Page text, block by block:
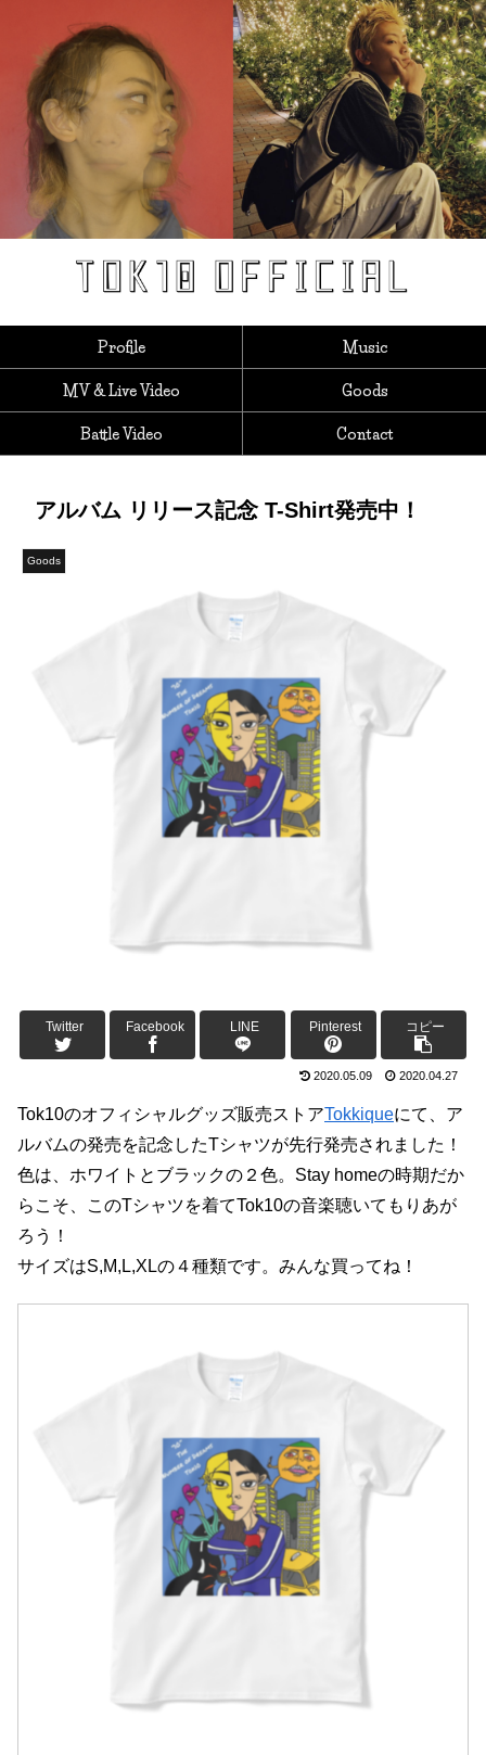
Profile Music
MV & Live Video Goods
Battle Video Contact
アルバム リリース記念 T-Shirt発売中！
Goods
Twitter Facebook LINE Pinterest コピー
2020.05.09 2020.04.27
Tok10のオフィシャルグッズ販売ストアTokkiqueにて、ア
ルバムの発売を記念したTシャツが先行発売されました！
色は、ホワイトとブラックの２色。Stay homeの時期だか
らこそ、このTシャツを着てTok10の音楽聴いてもりあが
ろう！
サイズはS,M,L,XLの４種類です。みんな買ってね！